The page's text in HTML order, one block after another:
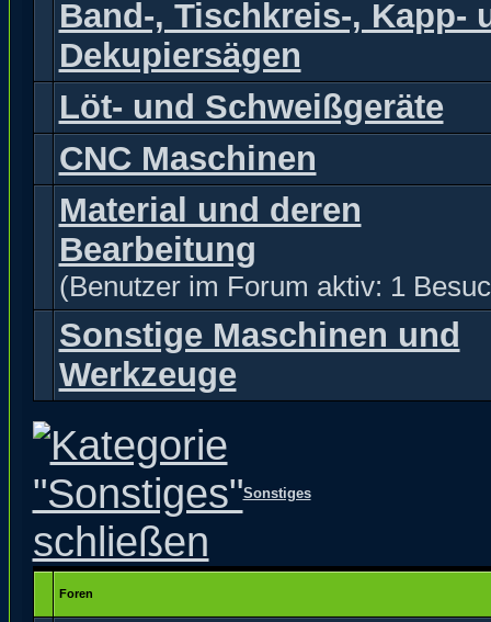
Band-, Tischkreis-, Kapp-
Dekupiersägen
Löt- und Schweißgeräte
CNC Maschinen
Material und deren
Bearbeitung
(Benutzer im Forum aktiv: 1
Sonstige Maschinen und
Werkzeuge
Sonstiges
Foren